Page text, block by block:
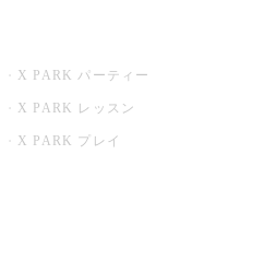
X PARK パーティー
X PARK レッスン
X PARK プレイ